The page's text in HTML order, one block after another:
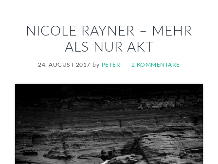
NICOLE RAYNER – MEHR
ALS NUR AKT
24. AUGUST 2017 by PETER 2 KOMMENTARE